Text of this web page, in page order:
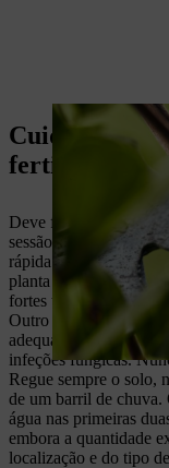
Cuidados das
fertilizar
Deve fertilizar o buxo
sessão de nutrição
rápida e também torna
planta de buxus
fortes também fica
Outro passo
adequada. Fazer o
infeções fúngicas.
Regue sempre o solo,
de um barril de chuva.
água nas primeiras
embora a quantidade
localização e do tipo